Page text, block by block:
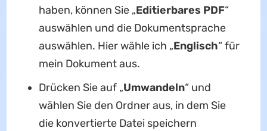
haben, können Sie „Editierbares PDF“
auswählen und die Dokumentsprache
auswählen. Hier wähle ich „Englisch“ für
mein Dokument aus.
Drücken Sie auf „Umwandeln“ und
wählen Sie den Ordner aus, in dem Sie
die konvertierte Datei speichern